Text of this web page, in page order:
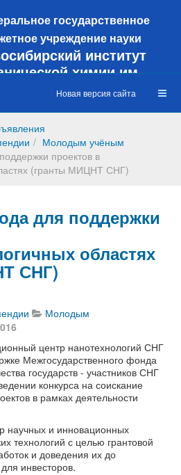
государственное
учреждение науки
институт
химии им.
Ворожцова
web3.nioch.nsc.ru/nioch/
Новая версия сайта
Молодым учёным
проектов в
(гранты МИЦНТ СНГ)
для поддержки
областях
СНГ)
Молодым
центр нанотехнологий СНГ
Межгосударственного фонда
государств - участников СНГ
конкурса на соискание
в рамках деятельности
научных и инновационных
технологий с целью грантовой
и доведения их до
инвесторов.